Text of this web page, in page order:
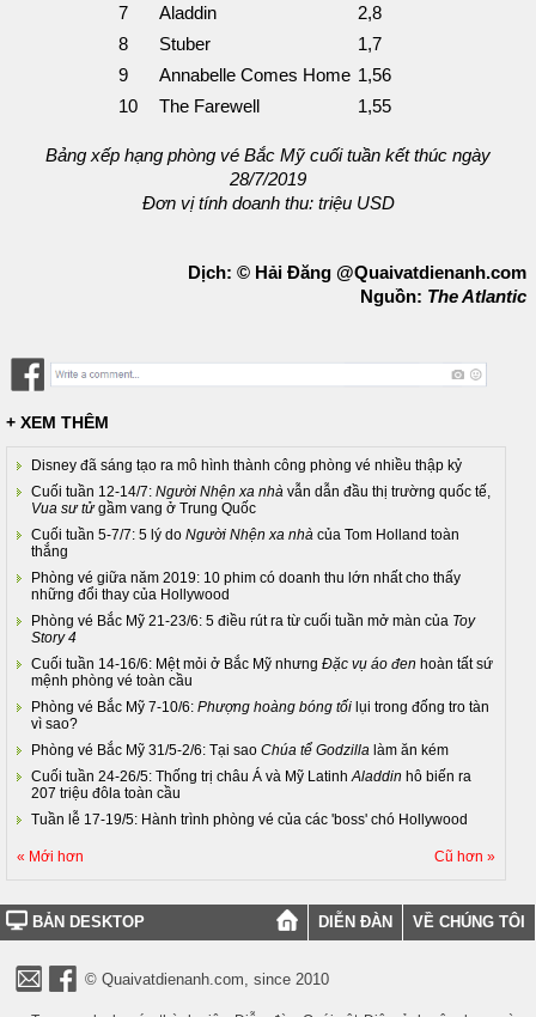
7
Aladdin
2,8
8
Stuber
1,7
9
Annabelle Comes Home 1,56
10
The Farewell 1,55
Bảng xếp hạng phòng vé Bắc Mỹ cuối tuần kết thúc ngày
28/7/2019
Đơn vị tính doanh thu: triệu USD
Dịch: © Hải Đăng @Quaivatdienanh.com
Nguồn: The Atlantic
+ XEM THÊM
Disney đã sáng tạo ra mô hình thành công phòng vé nhiều thập kỷ
Cuối tuần 12-14/7: Người Nhện xa nhà vẫn dẫn đầu thị trường quốc tế,
Vua sư tửgầm vang ở Trung Quốc
Cuối tuần 5-7/7: 5 lý do Người Nhện xa nhà của Tom Holland toàn
thắng
Phòng vé giữa năm 2019: 10 phim có doanh thu lớn nhất cho thấy
những đổi thay của Hollywood
Phòng vé Bắc Mỹ 21-23/6: 5 điều rút ra từ cuối tuần mở màn của Toy
Story 4
Cuối tuần 14-16/6: Mệt mỏi ở Bắc Mỹ nhưng Đặc vụ áo đen hoàn tất sứ
mệnh phòng vé toàn cầu
Phòng vé Bắc Mỹ 7-10/6: Phượng hoàng bóng tối lụi trong đống tro tàn
vì sao?
Phòng vé Bắc Mỹ 31/5-2/6: Tại sao Chúa tể Godzilla làm ăn kém
Cuối tuần 24-26/5: Thống trị châu Á và Mỹ LatinhAladdin hô biến ra
207 triệu đôla toàn cầu
Tuần lễ 17-19/5: Hành trình phòng vé của các 'boss' chó Hollywood
« Mới hơn Cũ hơn »
BẢN DESKTOP DIỄN ĐÀN VỀ CHÚNG TÔI
© Quaivatdienanh.com, since 2010